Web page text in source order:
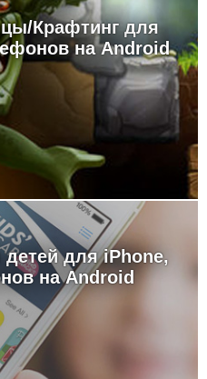
Крафтинг для
на Android
для iPhone,
на Android